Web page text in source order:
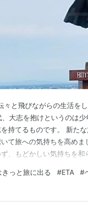
と飛びながらの生活を
大志を抱けというのは
持てるものです。 新た
いて旅への気持ちを高め
、もどかしい気持ちを和
ズ空港。オートゲートで
国籍の場合、オースト…
きっと旅に出る #ETA #